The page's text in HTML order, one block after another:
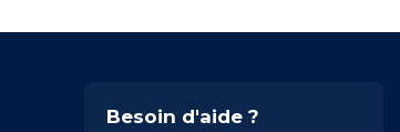
Besoin d'aide ?